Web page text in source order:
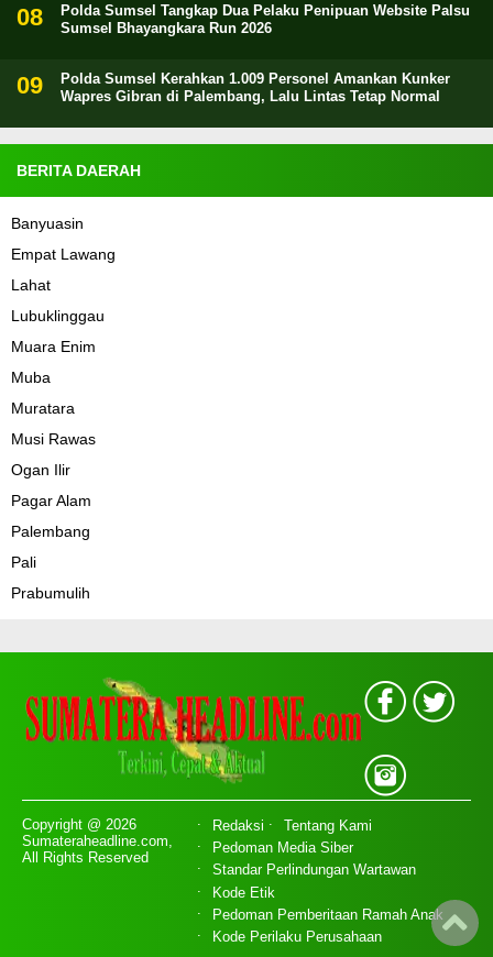
Polda Sumsel Tangkap Dua Pelaku Penipuan Website Palsu
Sumsel Bhayangkara Run 2026
Polda Sumsel Kerahkan 1.009 Personel Amankan Kunker
Wapres Gibran di Palembang, Lalu Lintas Tetap Normal
BERITA DAERAH
Banyuasin
Empat Lawang
Lahat
Lubuklinggau
Muara Enim
Muba
Muratara
Musi Rawas
Ogan Ilir
Pagar Alam
Palembang
Pali
Prabumulih
Copyright @ 2026
Sumateraheadline.com,
All Rights Reserved
Redaksi
Tentang Kami
Pedoman Media Siber
Standar Perlindungan Wartawan
Kode Etik
Pedoman Pemberitaan Ramah Anak
Kode Perilaku Perusahaan